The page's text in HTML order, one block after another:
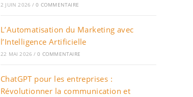
2 JUIN 2026 / 0 COMMENTAIRE
L’Automatisation du Marketing avec
l’Intelligence Artificielle
22 MAI 2026 / 0 COMMENTAIRE
ChatGPT pour les entreprises :
Révolutionner la communication et